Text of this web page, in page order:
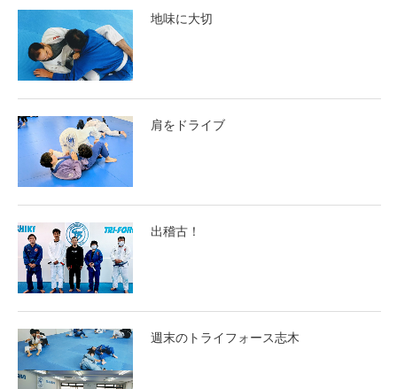
地味に大切
肩をドライブ
出稽古！
週末のトライフォース志木